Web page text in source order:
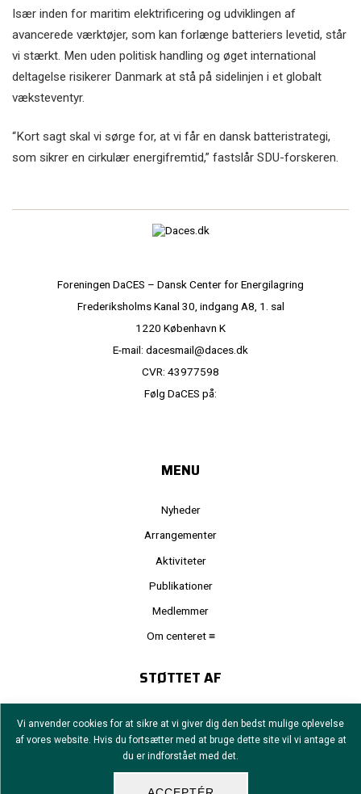
Især inden for maritim elektrificering og udviklingen af
avancerede værktøjer, som kan forlænge batteriers levetid, står
vi stærkt. Men uden politisk handling og øget international
deltagelse risikerer Danmark at stå på sidelinjen i et globalt
væksteventyr.
“Kort sagt skal vi sørge for, at vi får en dansk batteristrategi,
som sikrer en cirkulær energifremtid,” fastslår SDU-forskeren.
Foreningen DaCES – Dansk Center for Energilagring
Frederiksholms Kanal 30, indgang A8, 1. sal
1220 København K
E-mail: dacesmail@daces.dk
CVR: 43977598
Følg DaCES på:
MENU
Nyheder
Arrangementer
Aktiviteter
Publikationer
Medlemmer
Om centeret ≡
STØTTET AF
Grant number: NNF24SA0091127
Vi anvender cookies for at sikre at vi giver dig den bedst mulige oplevelse
af vores website. Hvis du fortsætter med at bruge dette site vil vi antage at
du er indforstået med det.